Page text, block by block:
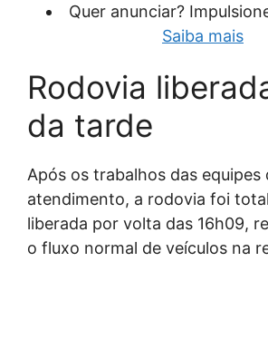
Quer anunciar?
Saiba mais
Rodovia
da tarde
Após os trabalhos das equipes
atendimento, a rodovia foi
liberada por volta das 16h09,
o fluxo normal de veículos na